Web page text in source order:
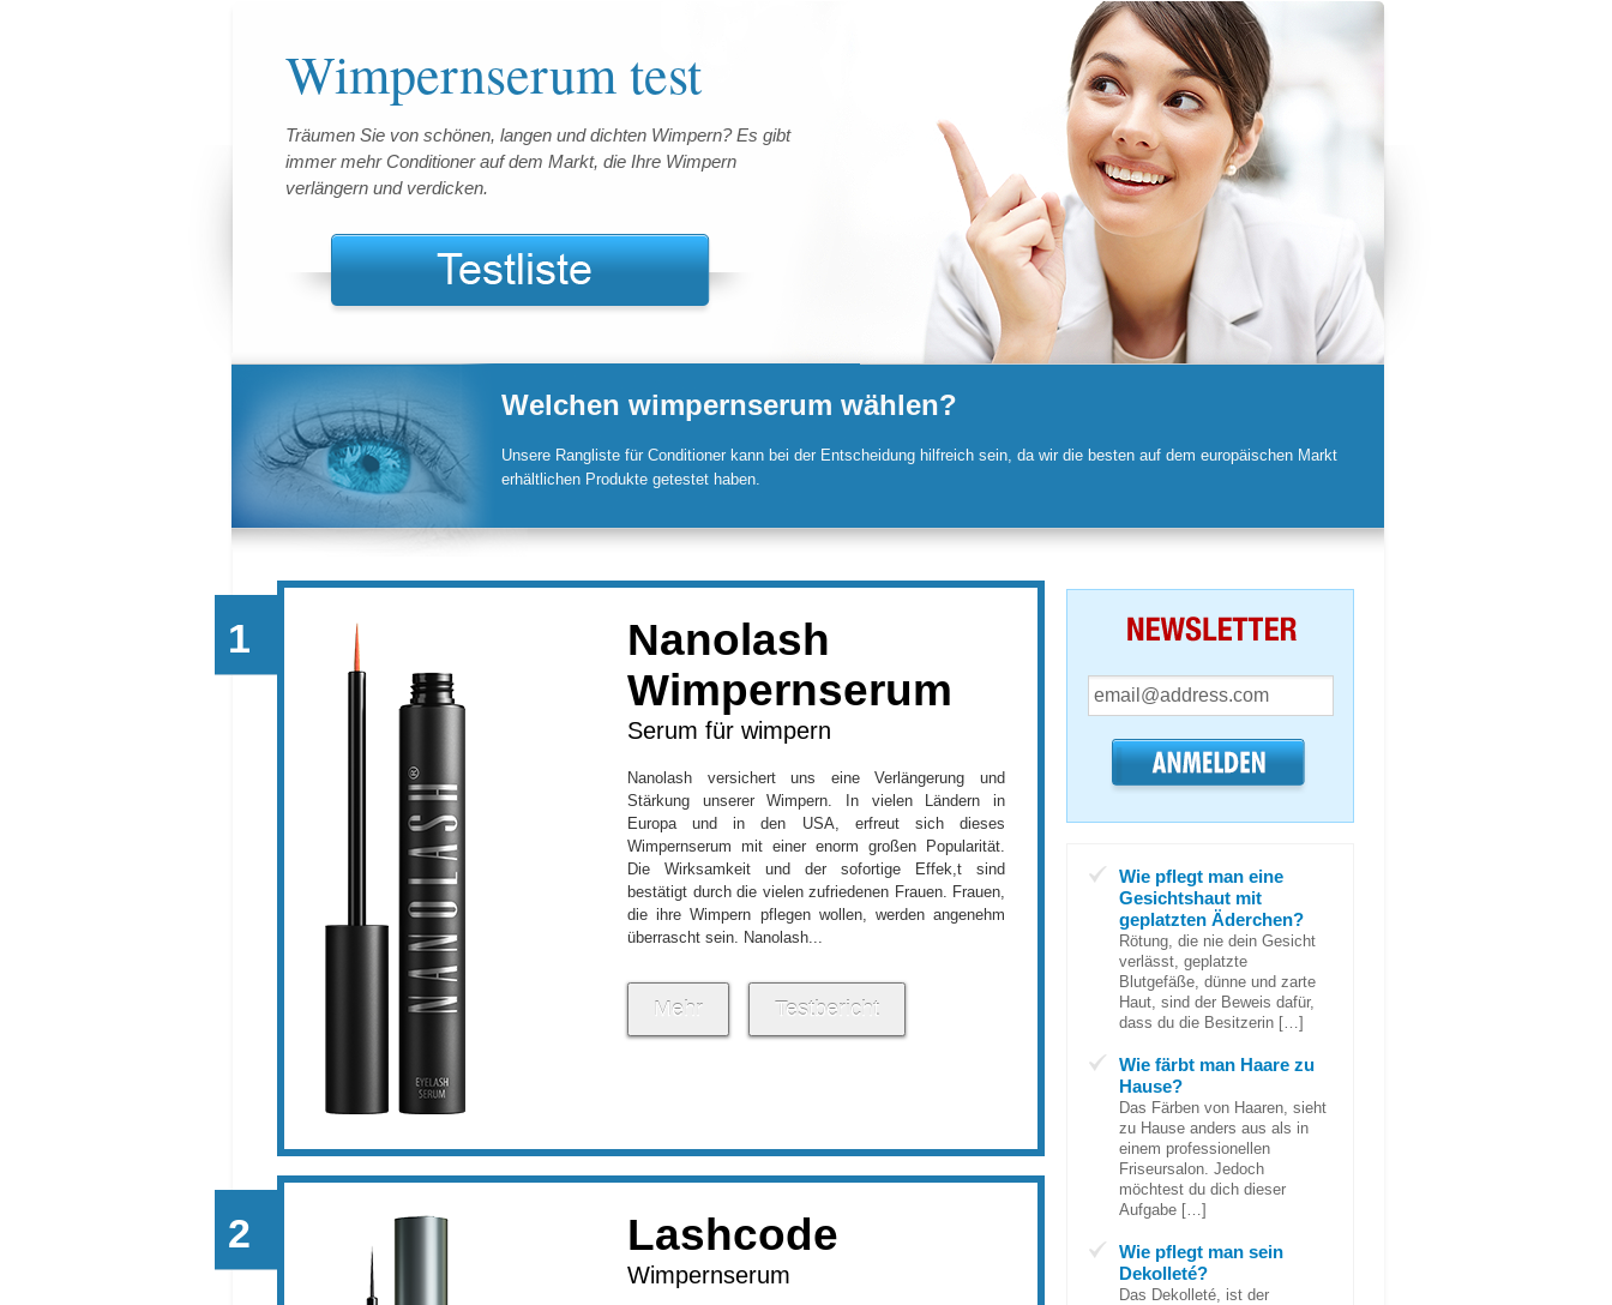
Wimpernserum test
Träumen Sie von schönen, langen und dichten Wimpern? Es gibt
immer mehr Conditioner auf dem Markt, die Ihre Wimpern
verlängern und verdicken.
Welchen wimpernserum wählen?
Unsere Rangliste für Conditioner kann bei der Entscheidung hilfreich sein, da wir die besten auf dem europäischen Markt
erhältlichen Produkte getestet haben.
Nanolash
Wimpernserum
Serum für wimpern
Nanolash versichert uns eine Verlängerung und
Stärkung unserer Wimpern. In vielen Ländern in
Europa und in den USA, erfreut sich dieses
Wimpernserum mit einer enorm großen Popularität.
Die Wirksamkeit und der sofortige Effek,t sind
bestätigt durch die vielen zufriedenen Frauen. Frauen,
die ihre Wimpern pflegen wollen, werden angenehm
überrascht sein. Nanolash...
Mehr Testbericht
Lashcode
Wimpernserum
Wie pflegt man eine
Gesichtshaut mit
geplatzten Äderchen?
Rötung, die nie dein Gesicht
verlässt, geplatzte
Blutgefäße, dünne und zarte
Haut, sind der Beweis dafür,
dass du die Besitzerin […]
Wie färbt man Haare zu
Hause?
Das Färben von Haaren, sieht
zu Hause anders aus als in
einem professionellen
Friseursalon. Jedoch
möchtest du dich dieser
Aufgabe […]
Wie pflegt man sein
Dekolleté?
Das Dekolleté, ist der